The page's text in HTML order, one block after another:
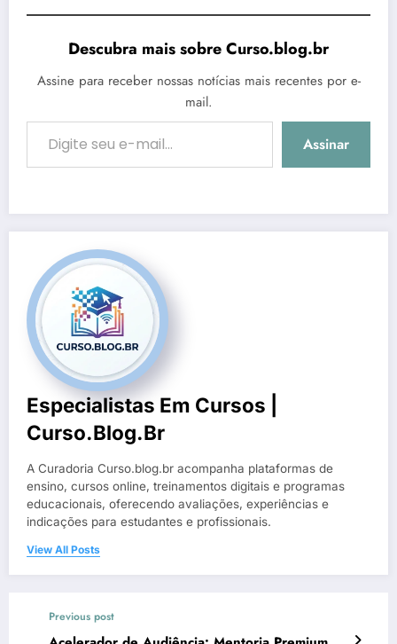
Descubra mais sobre Curso.blog.br
Assine para receber nossas notícias mais recentes por e-
mail.
Digite seu e-mail…
Assinar
Especialistas Em Cursos |
Curso.blog.br
A Curadoria Curso.blog.br acompanha plataformas de
ensino, cursos online, treinamentos digitais e programas
educacionais, oferecendo avaliações, experiências e
indicações para estudantes e profissionais.
View All Posts
Previous post